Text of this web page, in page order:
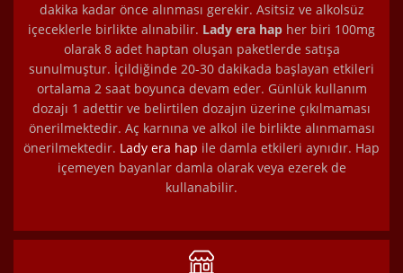
dakika kadar önce alınması gerekir. Asitsiz ve alkolsüz
içeceklerle birlikte alınabilir. Lady era hap her biri 100mg
olarak 8 adet haptan oluşan paketlerde satışa
sunulmuştur. İçildiğinde 20-30 dakikada başlayan etkileri
ortalama 2 saat boyunca devam eder. Günlük kullanım
dozajı 1 adettir ve belirtilen dozajın üzerine çıkılmaması
önerilmektedir. Aç karnına ve alkol ile birlikte alınmaması
önerilmektedir. Lady era hap ile damla etkileri aynıdır. Hap
içemeyen bayanlar damla olarak veya ezerek de
kullanabilir.